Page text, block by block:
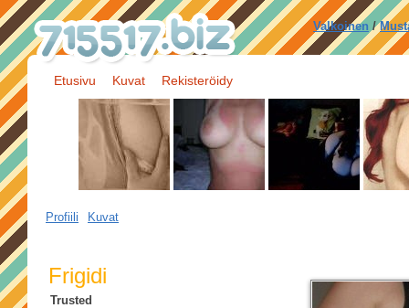
Valkoinen /
Etusivu Kuvat Rekisteröidy
Profiili Kuvat
Frigidi
Trusted